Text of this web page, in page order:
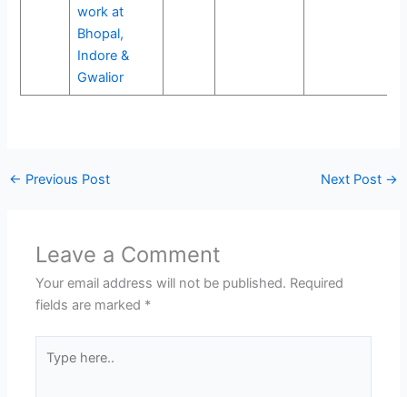
work at
Bhopal,
Indore &
Gwalior
← Previous Post Next Post →
Leave a Comment
Your email address will not be published. Required
fields are marked *
here..